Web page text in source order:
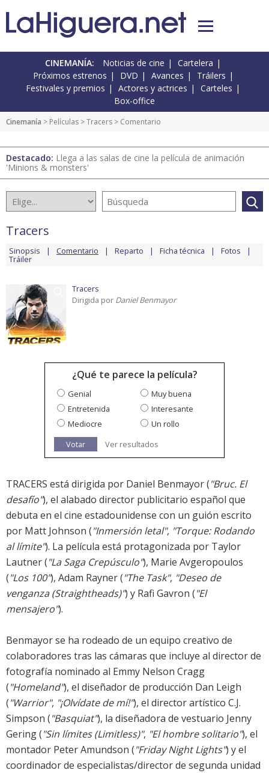
CINEMANÍA: Noticias de cine
Cartelera
Próximos estrenos
DVD Avances
Tráilers
Festivales y premios
Actores y actrices
Carteles
Box-office
Cinemanía > Películas >Tracers > Comentario
Destacado: Llega a las salas de cine la película de animación
'Minions & monsters'
Tracers
Sinopsis Comentario Reparto Ficha técnica Fotos
Tráiler
Tracers
Dirigida por Daniel Benmayor
¿Qué te parece la película?
Genial
Muy buena
Entretenida
Interesante
Mediocre
Un rollo
Votar
Ver resultados
TRACERS está dirigida por Daniel Benmayor ("Bruc. El
desafío"), el alabado director publicitario español que
debuta en el cine estadounidense con un guión escrito
por Matt Johnson ("Inmersión letal", "Torque: Rodando
al límite"). La película está protagonizada por Taylor
Lautner ("La Saga Crepúsculo"), Marie Avgeropoulos
("Los 100"), Adam Rayner ("The Task", "Deseo de
venganza (Straightheads)") y Rafi Gavron ("El
mensajero").
Benmayor se ha rodeado de un equipo creativo de
colaboradores tras las cámaras que incluye al director de
fotografía nominado al Emmy Nelson Cragg
("Homeland"), el diseñador de producción Dan Leigh
("Warrior", "¡Olvídate de mí!"), el director artístico C.J.
Simpson ("Basquiat"), la diseñadora de vestuario Jenny
Gering ("Sin límites (Limitless)", "El hombre solitario"), el
montador Peter Amundson ("Friday Night Lights") y el
coordinador de especialistas/director de segunda unidad